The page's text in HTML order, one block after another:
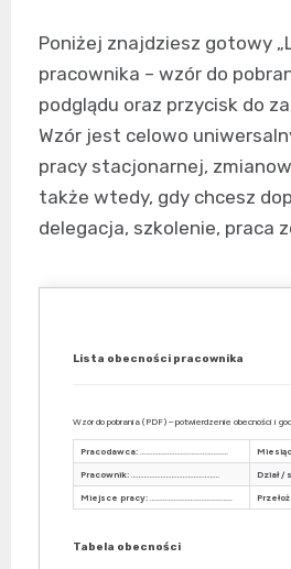
Poniżej znajdziesz gotowy
pracownika – wzór do
podglądu oraz przycisk do
Wzór jest celowo
pracy stacjonarnej,
także wtedy, gdy chcesz
delegacja, szkolenie, praca
Lista obecności pracownika
Wzór do pobrania (PDF) – potwierdzenie obecności i
Pracodawca: …………………………………………
Pracownik: ………………………………………… Dział /
Miejsce pracy: ………………………………………
Tabela obecności